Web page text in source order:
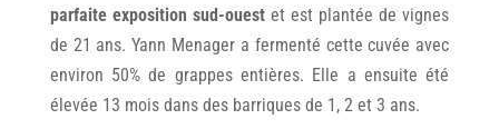
parfaite exposition sud-ouestet est plantée de vignes
de 21 ans. Yann Menager a fermenté cette cuvée avec
environ 50% de grappes entières. Elle a ensuite été
élevée 13 mois dans des barriques de 1, 2 et 3 ans.